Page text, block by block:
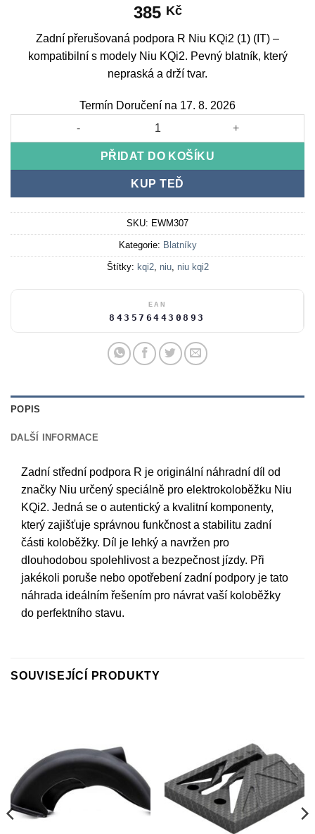
385 Kč
Zadní přerušovaná podpora R Niu KQi2 (1) (IT) –
kompatibilní s modely Niu KQi2. Pevný blatník, který
nepraská a drží tvar.
Termín Doručení na 17. 8. 2026
Rear Intermittent Support R Niu KQi2 (1) (IT) množství
PŘIDAT DO KOŠÍKU
KUP TEĎ
SKU: EWM307
Kategorie: Blatníky
Štítky: kqi2, niu, niu kqi2
EAN
8435764430893
POPIS
DALŠÍ INFORMACE
Zadní střední podpora R je originální náhradní díl od
značky Niu určený speciálně pro elektrokoloběžku Niu
KQi2. Jedná se o autentický a kvalitní komponenty,
který zajišťuje správnou funkčnost a stabilitu zadní
části koloběžky. Díl je lehký a navržen pro
dlouhodobou spolehlivost a bezpečnost jízdy. Při
jakékoli poruše nebo opotřebení zadní podpory je tato
náhrada ideálním řešením pro návrat vaší koloběžky
do perfektního stavu.
SOUVISEJÍCÍ PRODUKTY